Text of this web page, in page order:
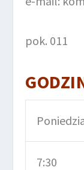
pok. 011
7:30